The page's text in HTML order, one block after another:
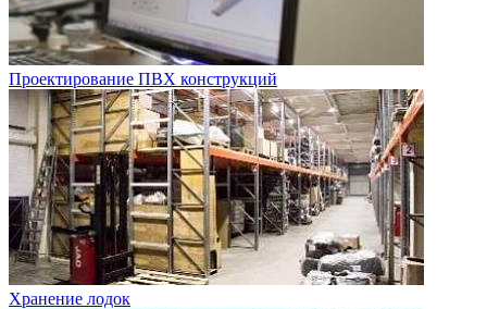
Проектирование ПВХ конструкций
Хранение лодок